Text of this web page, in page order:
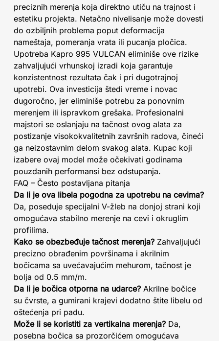
preciznih merenja koja direktno utiču na trajnost i
estetiku projekta. Netačno nivelisanje može dovesti
do ozbiljnih problema poput deformacija
nameštaja, pomeranja vrata ili pucanja pločica.
Upotreba Kapro 995 VULCAN eliminiše ove rizike
zahvaljujući vrhunskoj izradi koja garantuje
konzistentnost rezultata čak i pri dugotrajnoj
upotrebi. Ova investicija štedi vreme i novac
dugoročno, jer eliminiše potrebu za ponovnim
merenjem ili ispravkom grešaka. Profesionalni
majstori se oslanjaju na tačnost ovog alata za
postizanje visokokvalitetnih završnih radova, čineći
ga neizostavnim delom svakog alata. Kupac koji
izabere ovaj model može očekivati godinama
pouzdanih performansi bez odstupanja.
FAQ – Često postavljana pitanja
Da li je ova libela pogodna za upotrebu na cevima?
Da, poseduje specijalni V-žleb na donjoj strani koji
omogućava stabilno merenje na cevi i okruglim
profilima.
Kako se obezbeđuje tačnost merenja? Zahvaljujući
precizno obrađenim površinama i akrilnim
bočicama sa uvećavajućim mehurom, tačnost je
bolja od 0.5 mm/m.
Da li je bočica otporna na udarce? Akrilne bočice
su čvrste, a gumirani krajevi dodatno štite libelu od
oštećenja pri padu.
Može li se koristiti za vertikalna merenja? Da,
posebna bočica sa prozorčićem omogućava